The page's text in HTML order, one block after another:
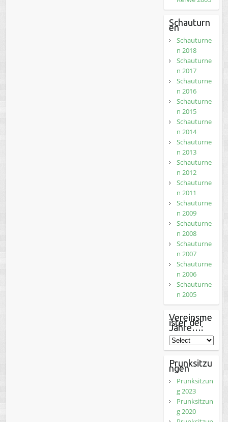
Schauturn
en
Schauturne
n 2018
Schauturne
n 2017
Schauturne
n 2016
Schauturne
n 2015
Schauturne
n 2014
Schauturne
n 2013
Schauturne
n 2012
Schauturne
n 2011
Schauturne
n 2009
Schauturne
n 2008
Schauturne
n 2007
Schauturne
n 2006
Schauturne
n 2005
Vereinsme
ister der
Jahre…:
Prunksitzu
ngen
Prunksitzun
g 2023
Prunksitzun
g 2020